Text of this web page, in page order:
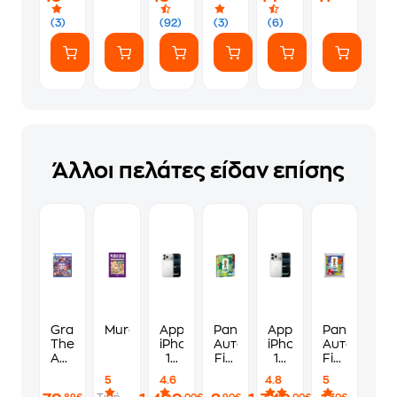
(3) (92)
(7
Αυτοκόλλητα)
(3)
ευγενικά
(6)
Άλλοι πελάτες είδαν επίσης
Grand
Theft
Auto
Standard
Murdoku
5
Apple
iPhone
17
Max
4.6
Panini
Αυτοκόλλητα
Fifa
Apple
iPhone
17
256GB
4.8
Panini
Fifa
Cup
5